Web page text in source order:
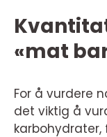
«mat
For å vurdere
det viktig å